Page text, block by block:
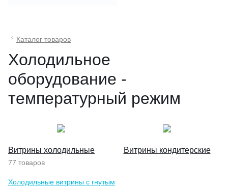
Каталог товаров
Холодильное
оборудование -
температурный режим
Витрины холодильные
77 товаров
Холодильные витрины с гнутым
Витрины кондитерские